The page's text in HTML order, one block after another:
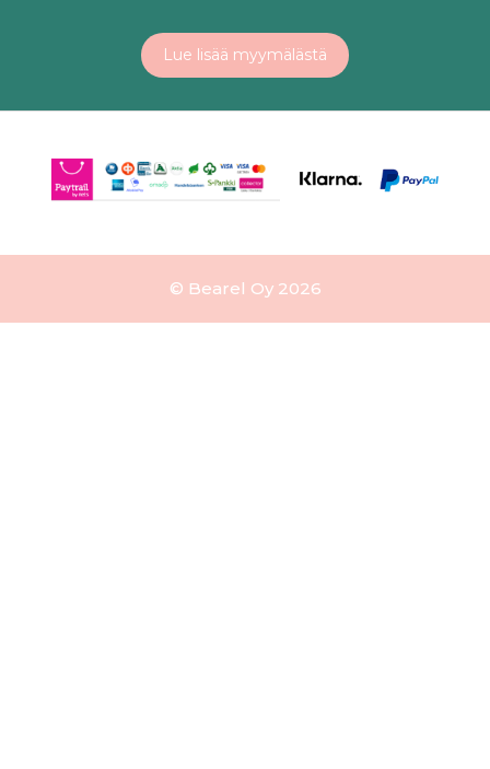
Lue lisää myymälästä
© Bearel Oy 2026